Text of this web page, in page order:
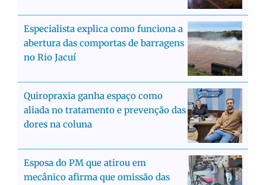
Especialista explica como funciona a
abertura das comportas de barragens
no Rio Jacuí
Quiropraxia ganha espaço como
aliada no tratamento e prevenção das
dores na coluna
Esposa do PM que atirou em
mecânico afirma que omissão das